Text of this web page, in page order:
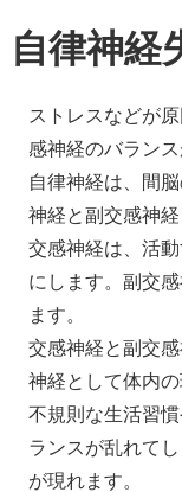
自律神経
ストレスなどが
感神経のバラン
自律神経は、間
神経と副交感神
交感神経は、活
にします。副交
ます。
交感神経と副交
神経として体内
不規則な生活習
ランスが乱れて
が現れます。